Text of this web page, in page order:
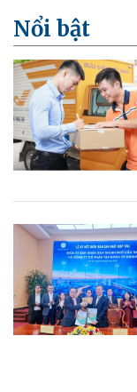
Nổi bật